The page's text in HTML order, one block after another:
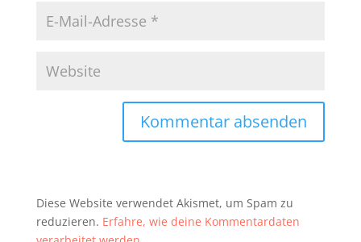
Diese Website verwendet Akismet, um Spam zu
reduzieren. Erfahre, wie deine Kommentardaten